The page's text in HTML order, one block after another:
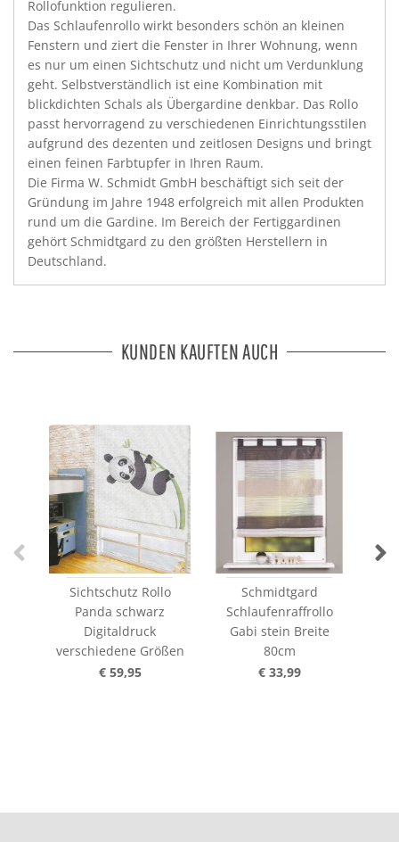
Rollofunktion regulieren.
Das Schlaufenrollo wirkt besonders schön an kleinen
Fenstern und ziert die Fenster in Ihrer Wohnung, wenn
es nur um einen Sichtschutz und nicht um Verdunklung
geht. Selbstverständlich ist eine Kombination mit
blickdichten Schals als Übergardine denkbar. Das Rollo
passt hervorragend zu verschiedenen Einrichtungsstilen
aufgrund des dezenten und zeitlosen Designs und bringt
einen feinen Farbtupfer in Ihren Raum.
Die Firma W. Schmidt GmbH beschäftigt sich seit der
Gründung im Jahre 1948 erfolgreich mit allen Produkten
rund um die Gardine. Im Bereich der Fertiggardinen
gehört Schmidtgard zu den größten Herstellern in
Deutschland.
KUNDEN KAUFTEN AUCH
Sichtschutz Rollo
Panda schwarz
Digitaldruck
verschiedene Größen
€ 59,95
Schmidtgard
Schlaufenraffrollo
Gabi stein Breite
80cm
€ 33,99